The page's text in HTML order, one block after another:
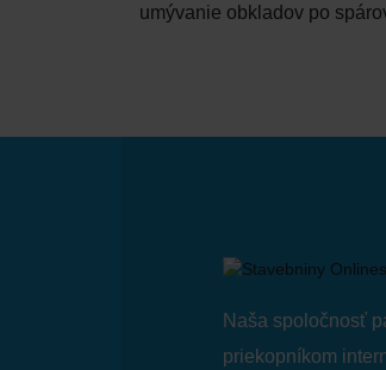
umývanie obkladov po
Naša spoločnosť
priekopníkom